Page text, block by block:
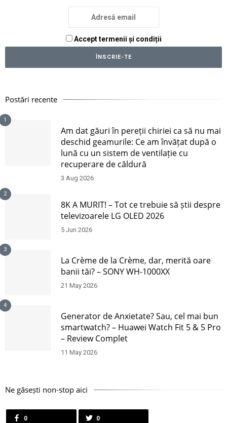
Accept termenii și condiții
Postări recente
1
Am dat găuri în pereții chiriei ca să nu mai
deschid geamurile: Ce am învățat după o
lună cu un sistem de ventilație cu
recuperare de căldură
3 Aug 2026
2
8K A MURIT! – Tot ce trebuie să știi despre
televizoarele LG OLED 2026
5 Jun 2026
3
La Crème de la Crème, dar, merită oare
banii tăi? – SONY WH-1000XX
21 May 2026
4
Generator de Anxietate? Sau, cel mai bun
smartwatch? – Huawei Watch Fit 5 & 5 Pro
– Review Complet
11 May 2026
Ne găsești non-stop aici
0 0